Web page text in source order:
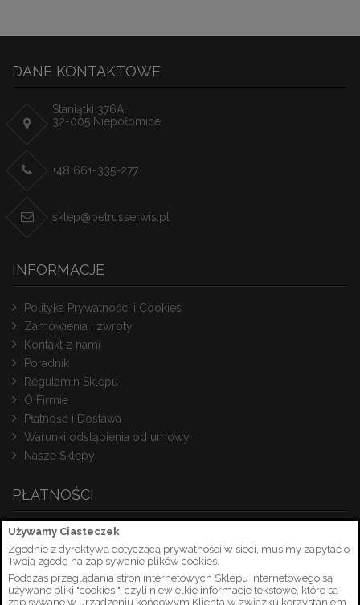
Używamy Ciasteczek
Zgodnie z dyrektywą dotyczącą prywatności w sieci, musimy zapytać o
Twoją zgodę na zapisywanie plików cookies.
Podczas przeglądania stron internetowych Sklepu Internetowego są
używane pliki "cookies ", czyli niewielkie informacje tekstowe, które są
zapisywane w urządzeniu końcowym Klienta w związku korzystaniem
DANE KONTAKTOWE
Staniątki 376A,
32-005 Niepołomice
+48 661-335-277
sklep@petrusserwis.pl
INFORMACJE
Polityka Prywatności i Cookies
Zamówienia i zwroty
Kontakt z nami
Poradnik
Regulamin Sklepu
O Firmie
Płatność i Dostawa
Warunki odstąpienia od umowy
Nasze Sklepy
PŁATNOŚCI